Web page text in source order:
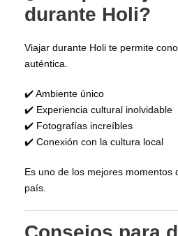
durante Holi?
Viajar durante Holi te permite
auténtica.
✔️ Ambiente único
✔️ Experiencia cultural inolvidable
✔️ Fotografías increíbles
✔️ Conexión con la cultura local
Es uno de los mejores momentos
país.